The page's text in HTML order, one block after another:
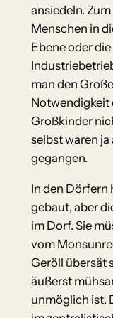
ansiedeln.
Menschen in
Ebene oder
man den
Notwendigkeit
Großkinder
selbst waren
gegangen.
In den Dörfern
gebaut, aber
im Dorf. Sie
vom
Geröll übersät
äußerst
unmöglich ist.